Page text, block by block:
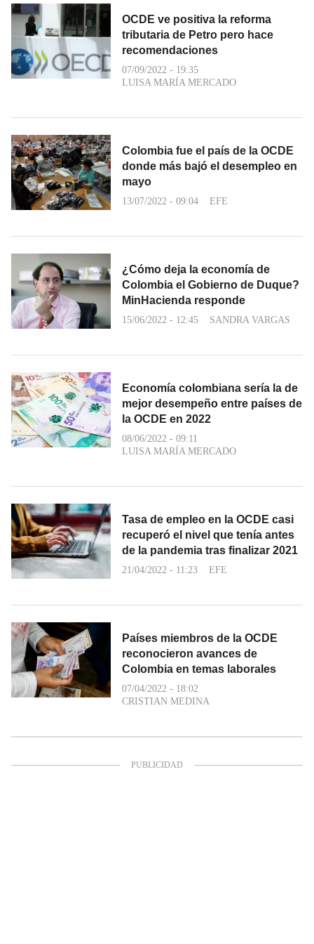
OCDE ve positiva la reforma
tributaria de Petro pero hace
recomendaciones
07/09/2022 - 19:35
LUISA MARÍA MERCADO
Colombia fue el país de la OCDE
donde más bajó el desempleo en
mayo
13/07/2022 - 09:04 EFE
¿Cómo deja la economía de
Colombia el Gobierno de Duque?
MinHacienda responde
15/06/2022 - 12:45 SANDRA VARGAS
Economía colombiana sería la de
mejor desempeño entre países de
la OCDE en 2022
08/06/2022 - 09:11
LUISA MARÍA MERCADO
Tasa de empleo en la OCDE casi
recuperó el nivel que tenía antes
de la pandemia tras finalizar 2021
21/04/2022 - 11:23 EFE
Países miembros de la OCDE
reconocieron avances de
Colombia en temas laborales
07/04/2022 - 18:02
CRISTIAN MEDINA